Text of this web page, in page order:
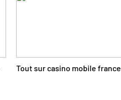
Tout sur casino mobile france